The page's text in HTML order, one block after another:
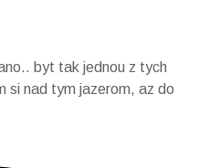
byt tak jednou z tych
si nad tym jazerom, az do